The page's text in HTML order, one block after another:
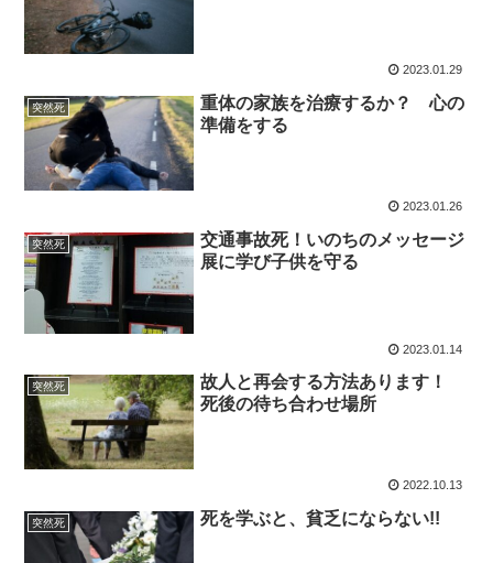
2023.01.29
突然死
重体の家族を治療するか？ 心の
準備をする
2023.01.26
突然死
交通事故死！いのちのメッセージ
展に学び子供を守る
2023.01.14
突然死
故人と再会する方法あります！
死後の待ち合わせ場所
2022.10.13
突然死 死を学ぶと、貧乏にならない!!